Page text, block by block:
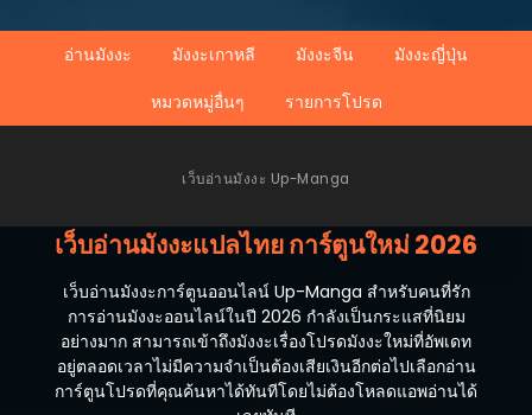
กรกฎาคม 9, 2024
กรกฎาคม 9, 2024
ตอนที่ 48
กรกฎาคม 9, 2024
ตอนที่ 47
กรกฎาคม 9, 2024
อ่านมังงะ มังงะเกาหลี มังงะจีน
มังงะญี่ปุ่น
หมวดหมู่อื่นๆ
รายการโปรด
เว็บอ่านมังงะ Up-Manga
เว็บอ่านมังงะแปลไทย การ์ตูนใหม่ 2026
เว็บอ่านมังงะการ์ตูนออนไลน์ Up-Manga สำหรับคนที่รัก
การอ่านมังงะออนไลน์ในปี 2026 กำลังเป็นกระแสที่นิยม
อย่างมาก สามารถเข้าถึงมังงะเรื่องโปรดมังงะใหม่ที่อัพเดท
อยู่ตลอดเวลาไม่มีความจำเป็นต้องเสียเงินอีกต่อไปเลือกอ่าน
การ์ตูนโปรดที่คุณค้นหาได้ทันทีโดยไม่ต้องโหลดแอพอ่านได้